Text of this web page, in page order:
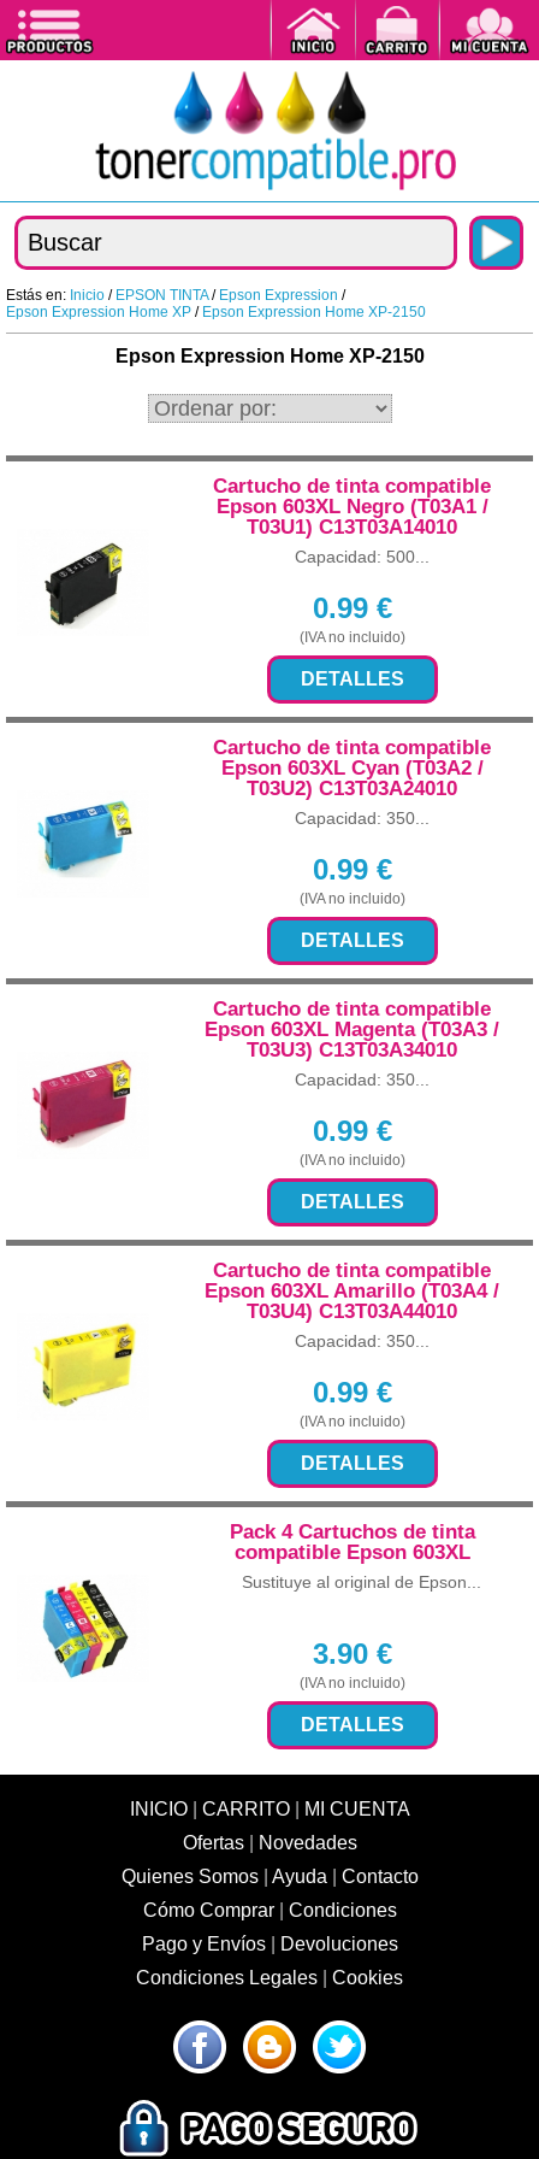
Estás en: Inicio / EPSON TINTA/ Epson Expression /
Epson Expression Home XP / Epson Expression Home XP-2150
Epson Expression Home XP-2150
Cartucho de tinta compatible
Epson 603XL Negro (T03A1 /
T03U1) C13T03A14010
Capacidad: 500...
0.99€
(IVA no incluido)
DETALLES
Cartucho de tinta compatible
Epson 603XL Cyan (T03A2 /
T03U2) C13T03A24010
Capacidad: 350...
0.99€
(IVA no incluido)
DETALLES
Cartucho de tinta compatible
Epson 603XL Magenta (T03A3 /
T03U3) C13T03A34010
Capacidad: 350...
0.99€
(IVA no incluido)
DETALLES
Cartucho de tinta compatible
Epson 603XL Amarillo (T03A4 /
T03U4) C13T03A44010
Capacidad: 350...
0.99€
(IVA no incluido)
DETALLES
Pack 4 Cartuchos de tinta
compatible Epson 603XL
Sustituye al original de Epson...
3.90€
(IVA no incluido)
DETALLES
INICIO| CARRITO|
MI CUENTA
Ofertas|
Novedades
Quienes Somos| Ayuda
Contacto
Cómo Comprar| Condiciones
Pago y Envíos|
Devoluciones
Condiciones Legales
Cookies